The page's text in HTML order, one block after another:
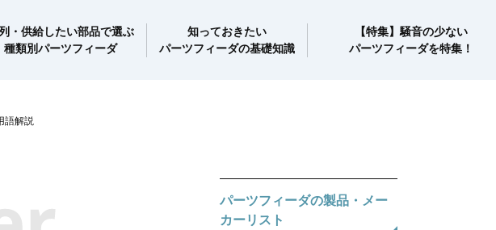
・供給したい部品で選ぶ
種類別パーツフィーダ
知っておきたい
パーツフィーダの基礎知識
【特集】騒音の少ない
パーツフィーダを特集！
語解説
パーツフィーダの製品・メー
カーリスト